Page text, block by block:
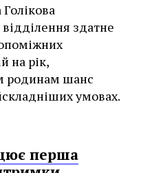
здатне
на рік,
родинам шанс
умовах.
перша